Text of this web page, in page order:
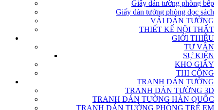
Giấy dán tường phòng bếp
Giấy dán tường phòng đọc sách
VẢI DÁN TƯỜNG
THIẾT KẾ NỘI THẤT
GIỚI THIỆU
TƯ VẤN
SỰ KIỆN
KHO GIẤY
THI CÔNG
TRANH DÁN TƯỜNG
TRANH DÁN TƯỜNG 3D
TRANH DÁN TƯỜNG HÀN QUỐC
TRANH DÁN TƯỜNG PHÒNG TRẺ EM